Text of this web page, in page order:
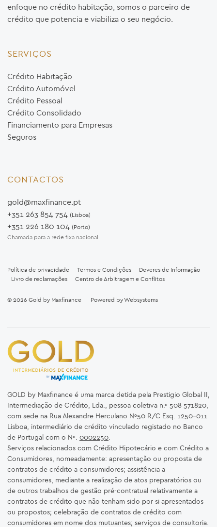
enfoque no crédito habitação, somos o parceiro de
crédito que potencia e viabiliza o seu negócio.
SERVIÇOS
Crédito Habitação
Crédito Automóvel
Crédito Pessoal
Crédito Consolidado
Financiamento para Empresas
Seguros
CONTACTOS
gold@maxfinance.pt
+351 263 854 754 (Lisboa)
+351 226 180 104 (Porto)
Chamada para a rede fixa nacional.
Política de privacidade Termos e Condições
Deveres de Informação
Livro de reclamações
Centro de Arbitragem e Conflitos
© 2026 Gold by Maxfinance Powered byWebsystems
GOLD by Maxfinance é uma marca detida pela Prestigio Global II,
Intermediação de Crédito, Lda., pessoa coletiva n.º 508 571820,
com sede na Rua Alexandre Herculano Nº50 R/C Esq. 1250-011
Lisboa, intermediário de crédito vinculado registado no Banco
de Portugal com o Nº. 0002250.
Serviços relacionados com Crédito Hipotecário e com Crédito a
Consumidores, nomeadamente: apresentação ou proposta de
contratos de crédito a consumidores; assistência a
consumidores, mediante a realização de atos preparatórios ou
de outros trabalhos de gestão pré-contratual relativamente a
contratos de crédito que não tenham sido por si apresentados
ou propostos; celebração de contratos de crédito com
consumidores em nome dos mutuantes; serviços de consultoria.